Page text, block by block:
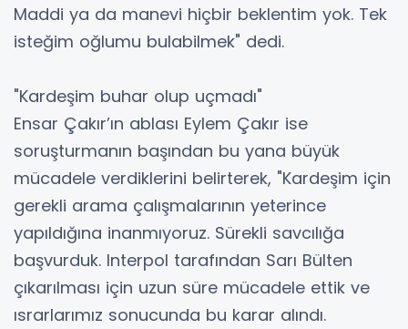
Maddi ya da manevi hiçbir beklentim yok. Tek
isteğim oğlumu bulabilmek" dedi.
"Kardeşim buhar olup uçmadı"
Ensar Çakır’ın ablası Eylem Çakır ise
soruşturmanın başından bu yana büyük
mücadele verdiklerini belirterek, "Kardeşim için
gerekli arama çalışmalarının yeterince
yapıldığına inanmıyoruz. Sürekli savcılığa
başvurduk. Interpol tarafından Sarı Bülten
çıkarılması için uzun süre mücadele ettik ve
ısrarlarımız sonucunda bu karar alındı.